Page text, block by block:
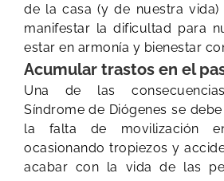
de la casa (y de nuestra
manifestar la dificultad para
estar en armonía y bienestar
Acumular trastos en el
Una de las
Síndrome de Diógenes se
la falta de movilización
ocasionando tropiezos y
acabar con la vida de las